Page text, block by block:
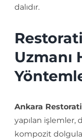
dalıdır.
Uzmanı
Ankara
yapılan işlemler,
kompozit